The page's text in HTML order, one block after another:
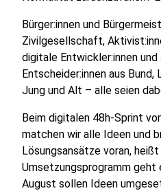
Bürger:innen und
Zivilgesellschaft,
digitale Entwickler:innen
Entscheider:innen aus Bund,
Jung und Alt – alle seien
Beim digitalen 48h-Sprint
matchen wir alle Ideen und
Lösungsansätze voran,
Umsetzungsprogramm geht
August sollen Ideen